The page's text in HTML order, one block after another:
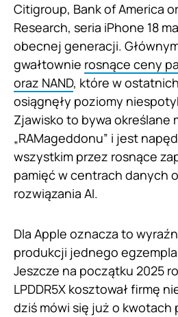
Citigroup, Bank of America
Research, seria iPhone 18
obecnej generacji.
gwałtownie rosnące ceny
oraz NAND, które w
osiągnęły poziomy
Zjawisko to bywa określane
„RAMageddonu” i jest
wszystkim przez rosnące
pamięć w centrach danych
rozwiązania AI.
Dla Apple oznacza to
produkcji jednego
Jeszcze na początku 2025
LPDDR5X kosztował firmę
dziś mówi się już o kwotach